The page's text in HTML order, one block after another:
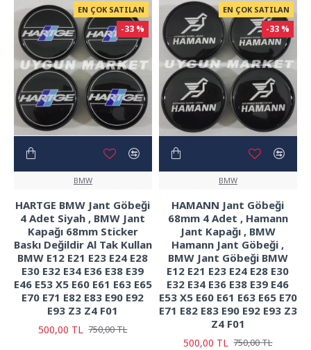
EN ÇOK SATILAN
-33 %
BMW
HARTGE BMW Jant Göbeği
4 Adet Siyah , BMW Jant
Kapağı 68mm Sticker
Baskı Değildir Al Tak Kullan
BMW E12 E21 E23 E24 E28
E30 E32 E34 E36 E38 E39
E46 E53 X5 E60 E61 E63 E65
E70 E71 E82 E83 E90 E92
E93 Z3 Z4 F01
500,00 TL 750,00 TL
EN ÇOK SATILAN
-33 %
BMW
HAMANN Jant Göbeği
68mm 4 Adet , Hamann
Jant Kapağı , BMW
Hamann Jant Göbeği ,
BMW Jant Göbeği BMW
E12 E21 E23 E24 E28 E30
E32 E34 E36 E38 E39 E46
E53 X5 E60 E61 E63 E65 E70
E71 E82 E83 E90 E92 E93 Z3
Z4 F01
500,00 TL 750,00 TL